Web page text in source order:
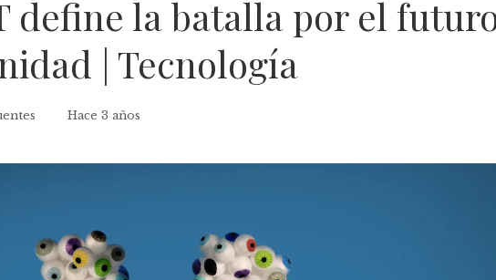
define la batalla por el
| Tecnología
Hace 3 años